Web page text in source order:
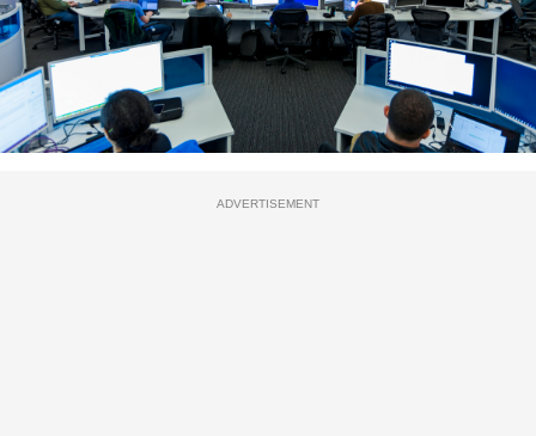
ADVERTISEMENT